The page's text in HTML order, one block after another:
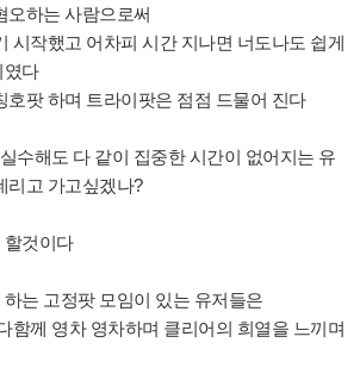
오하는 사람으로써
시작했고 어차피 시간 지나면 너도나도 쉽게
였다
호팟 하며 트라이팟은 점점 드물어 진다
수해도 다 같이 집중한 시간이 없어지는 유
리고 가고싶겠나?
할것이다
는 고정팟 모임이 있는 유저들은
함께 영차 영차하며 클리어의 희열을 느끼며